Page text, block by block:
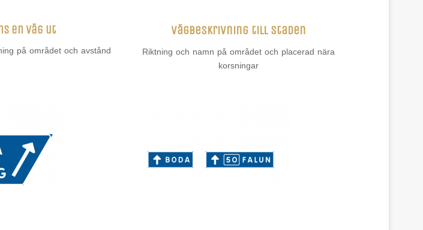
en väg ut
på området och avstånd
Vägbeskrivning till staden
Riktning och namn på området och placerad nära
korsningar